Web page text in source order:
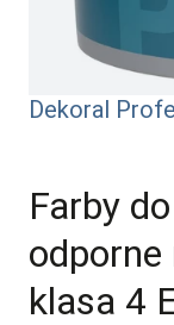
Dekoral
Farby
klasa 4